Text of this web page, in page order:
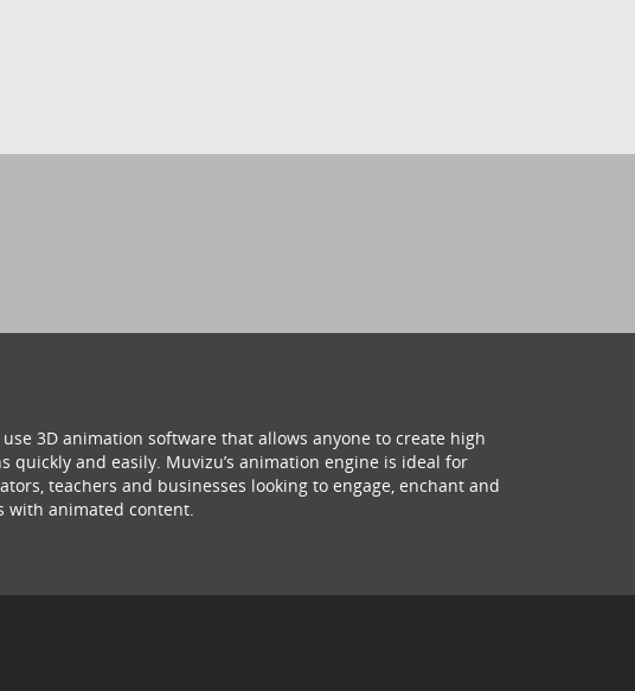
3D animation software that allows anyone to create high
quickly and easily. Muvizu’s animation engine is ideal for
teachers and businesses looking to engage, enchant and
with animated content.